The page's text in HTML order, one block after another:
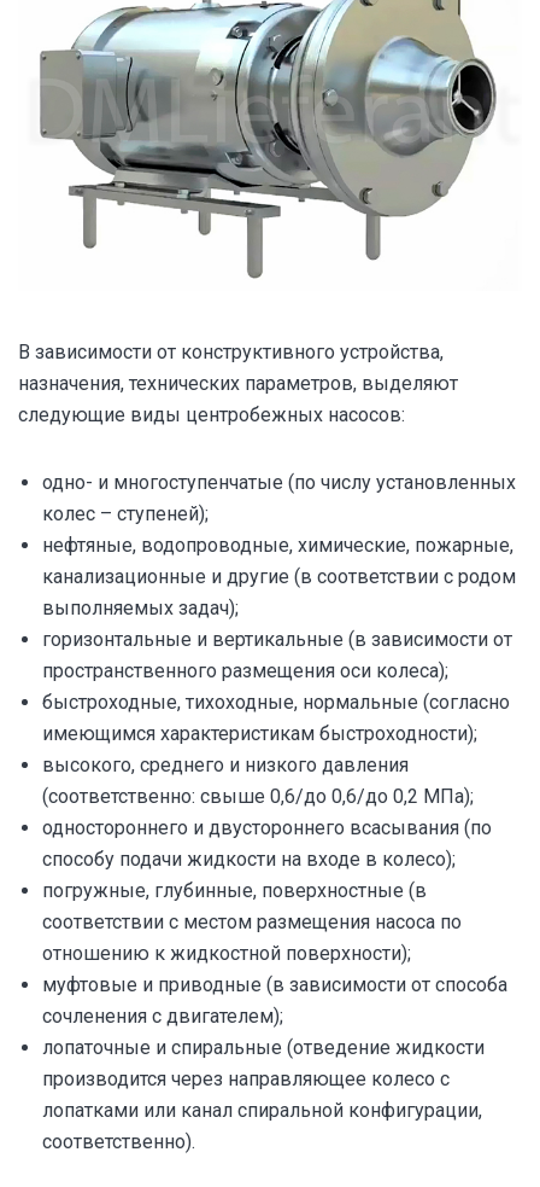
В зависимости от конструктивного устройства,
назначения, технических параметров, выделяют
следующие виды центробежных насосов:
одно- и многоступенчатые (по числу установленных
колес – ступеней);
нефтяные, водопроводные, химические, пожарные,
канализационные и другие (в соответствии с родом
выполняемых задач);
горизонтальные и вертикальные (в зависимости от
пространственного размещения оси колеса);
быстроходные, тихоходные, нормальные (согласно
имеющимся характеристикам быстроходности);
высокого, среднего и низкого давления
(соответственно: свыше 0,6/до 0,6/до 0,2 МПа);
одностороннего и двустороннего всасывания (по
способу подачи жидкости на входе в колесо);
погружные, глубинные, поверхностные (в
соответствии с местом размещения насоса по
отношению к жидкостной поверхности);
муфтовые и приводные (в зависимости от способа
сочленения с двигателем);
лопаточные и спиральные (отведение жидкости
производится через направляющее колесо с
лопатками или канал спиральной конфигурации,
соответственно).